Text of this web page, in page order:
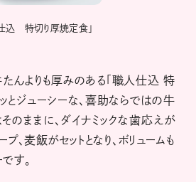
仕込 特切り厚焼定食」
たんよりも厚みのある「職人仕込 特
とジューシーな、喜助ならではの牛
のままに、ダイナミックな歯応えが
、麦飯がセットとなり、ボリュームも
す。